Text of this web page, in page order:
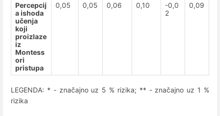
Percepcij
a ishoda
učenja
koji
proizlaze
iz
Montess
ori
pristupa
0,05 0,05 0,06 0,10
-0,0
2
0,09
LEGENDA: * - značajno uz 5 % rizika; ** - značajno uz 1 %
rizika